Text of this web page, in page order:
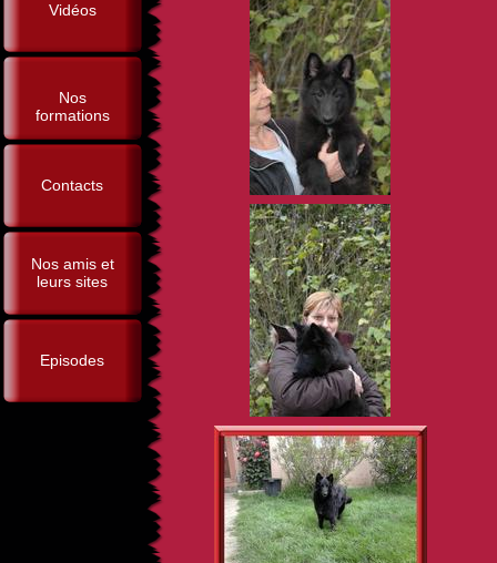
Vidéos
Nos
formations
Contacts
Nos amis et
leurs sites
Episodes